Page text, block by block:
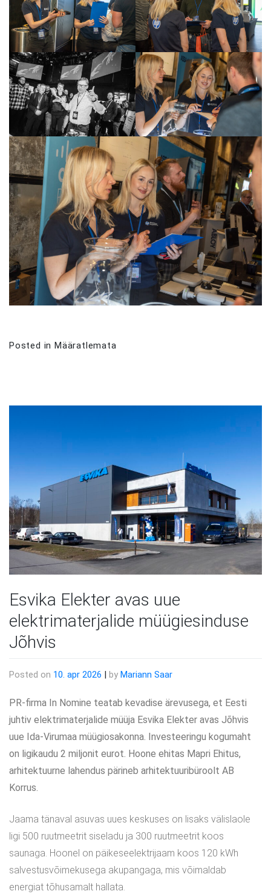
Posted in Määratlemata
Esvika Elekter avas uue
elektrimaterjalide müügiesinduse
Jõhvis
Posted on 10. apr 2026 | by Mariann Saar
PR-firma In Nomine teatab kevadise ärevusega, et Eesti
juhtiv elektrimaterjalide müüja Esvika Elekter avas Jõhvis
uue Ida-Virumaa müügiosakonna. Investeeringu kogumaht
on ligikaudu 2 miljonit eurot. Hoone ehitas Mapri Ehitus,
arhitektuurne lahendus pärineb arhitektuuribüroolt AB
Korrus.
Jaama tänaval asuvas uues keskuses on lisaks välislaole
ligi 500 ruutmeetrit siseladu ja 300 ruutmeetrit koos
saunaga. Hoonel on päikeseelektrijaam koos 120 kWh
salvestusvõimekusega akupangaga, mis võimaldab
energiat tõhusamalt hallata.